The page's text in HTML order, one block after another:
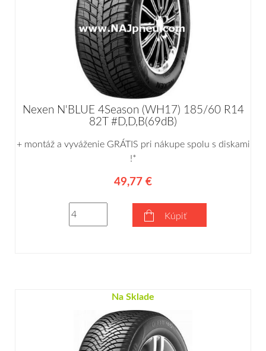
Nexen N'BLUE 4Season (WH17) 185/60 R14
82T #D,D,B(69dB)
+ montáž a vyváženie GRÁTIS pri nákupe spolu s diskami
!*
49,77 €
Kúpiť
Na Sklade